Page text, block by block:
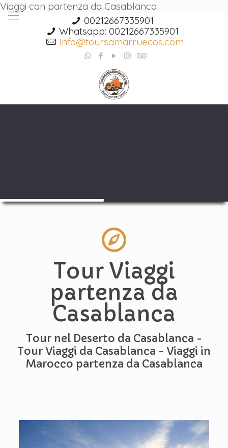
Viaggi con partenza da Casablanca
00212667335901
Whatsapp: 00212667335901
Info@toursamarruecos.com
Tour Viaggi
partenza da
Casablanca
Tour nel Deserto da Casablanca -
Tour Viaggi da Casablanca - Viaggi in
Marocco partenza da Casablanca